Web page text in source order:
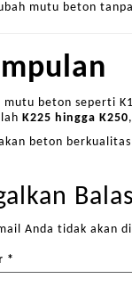
mutu beton
mutu beton seperti
K225 hingga K250
beton
Anda tidak akan
*